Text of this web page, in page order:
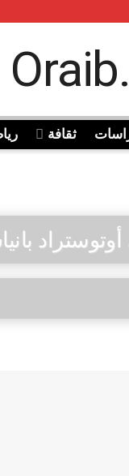
ثقافة